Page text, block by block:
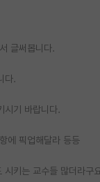
글써봅니다.
다.
시기 바랍니다.
에 픽업해달라 등등
시키는 교수들 많더라구